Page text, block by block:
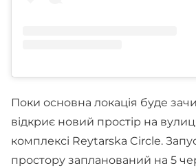
Поки основна локація буде
відкриє новий простір на
комплексі Reytarska Circle.
простору запланований на 5